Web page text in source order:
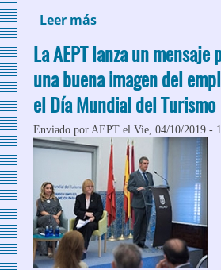
Leer más
La AEPT lanza un mensaje
una buena imagen del
el Día Mundial del Turismo
Enviado porAEPT el Vie, 04/10/2019 -